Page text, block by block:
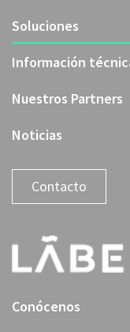
Soluciones
Información
Nuestros Partners
Noticias
Contacto
Conócenos